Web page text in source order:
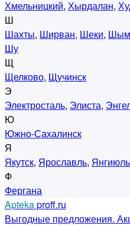
Хмельницкий, Хырдалан,
Ш
Шахты, Ширван, Шеки,
Шу
Щ
Щелково, Щучинск
Э
Электросталь, Элиста,
Ю
Южно-Сахалинск
Я
Якутск, Ярославль, Янгиюль
Ф
Фергана
Aptekaproff.ru
Выгодные предложения.